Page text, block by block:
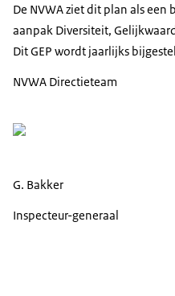
De NVWA ziet dit plan als
aanpak Diversiteit,
Dit GEP wordt jaarlijks
NVWA Directieteam
G. Bakker
Inspecteur-generaal